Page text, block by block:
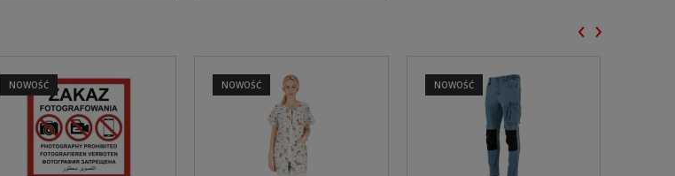
NOWOŚĆ NOWOŚĆ NOWOŚĆ
‹ ›